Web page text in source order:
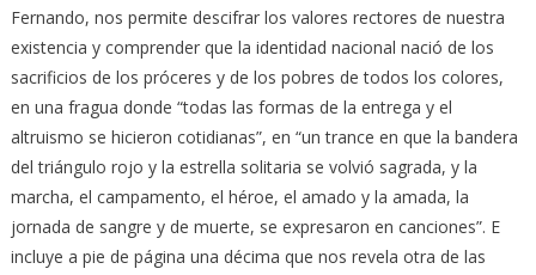
Fernando, nos permite descifrar los valores rectores de nuestra
existencia y comprender que la identidad nacional nació de los
sacrificios de los próceres y de los pobres de todos los colores,
en una fragua donde “todas las formas de la entrega y el
altruismo se hicieron cotidianas”, en “un trance en que la bandera
del triángulo rojo y la estrella solitaria se volvió sagrada, y la
marcha, el campamento, el héroe, el amado y la amada, la
jornada de sangre y de muerte, se expresaron en canciones”. E
incluye a pie de página una décima que nos revela otra de las